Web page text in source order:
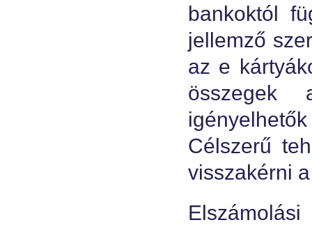
bankoktól
jellemző
az e
összegek
Célszerű
visszakérni